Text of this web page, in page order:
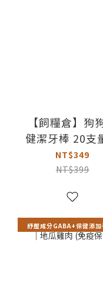
【飼糧倉】狗
健潔牙棒 20支
包｜磷蝦胡蘿蔔
力保健)
NT$349
NT$399
紓壓成分GABA+保健添加